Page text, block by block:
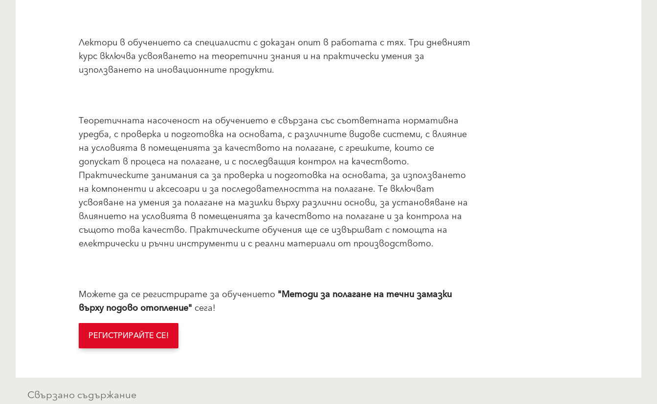
Лектори в обучението са специалисти с доказан опит в работата с тях. Три дневният
курс включва усвояването на теоретични знания и на практически умения за
използването на иновационните продукти.
Теоретичната насоченост на обучението е свързана със съответната нормативна
уредба, с проверка и подготовка на основата, с различните видове системи, с влияние
на условията в помещенията за качеството на полагане, с грешките, които се
допускат в процеса на полагане, и с последващия контрол на качеството.
Практическите занимания са за проверка и подготовка на основата, за използването
на компоненти и аксесоари и за последователността на полагане. Те включват
усвояване на умения за полагане на мазилки върху различни основи, за установяване на
влиянието на условията в помещенията за качеството на полагане и за контрола на
същото това качество. Практическите обучения ще се извършват с помощта на
електрически и ръчни инструменти и с реални материали от производството.
Можете да се регистрирате за обучението "Методи за полагане на течни замазки
върху подово отопление" сега!
РЕГИСТРИРАЙТЕ СЕ!
Свързано съдържание